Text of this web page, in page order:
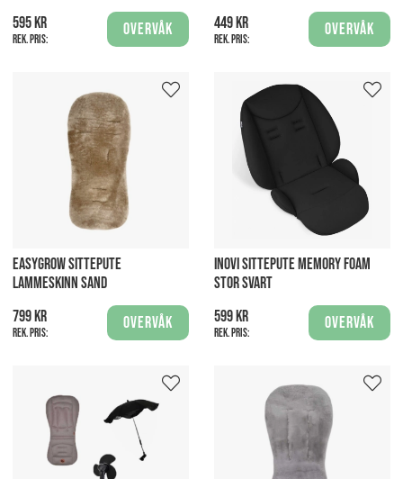
595 kr
Rek. pris:
Overvåk
449 kr
Rek. pris:
Overvåk
EASYGROW SITTEPUTE
LAMMESKINN SAND
799 kr
Rek. pris:
Overvåk
INOVI SITTEPUTE MEMORY FOAM
STOR SVART
599 kr
Rek. pris:
Overvåk